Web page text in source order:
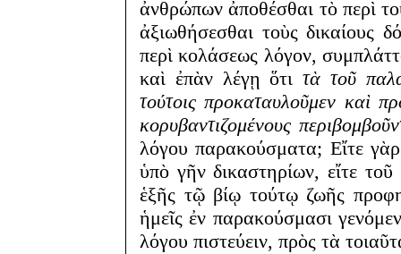
ἀνθρώπων ἀποθέσθαι τὸ περὶ
ἀξιωθήσεσθαι τοὺς δικαίους
περὶ κολάσεως λόγον,
καὶ ἐπὰν λέγῃ ὅτιτὰ τοῦ
τούτοις προκαταυλοῦμεν καὶ
κορυβαντιζομένους
λόγου παρακούσματα; Εἴτε
ὑπὸ γῆν δικαστηρίων, εἴτε
ἑξῆς τῷ βίῳ τούτῳ ζωῆς
ἡμεῖς ἐν παρακούσμασι
λόγου πιστεύειν, πρὸς τὰ